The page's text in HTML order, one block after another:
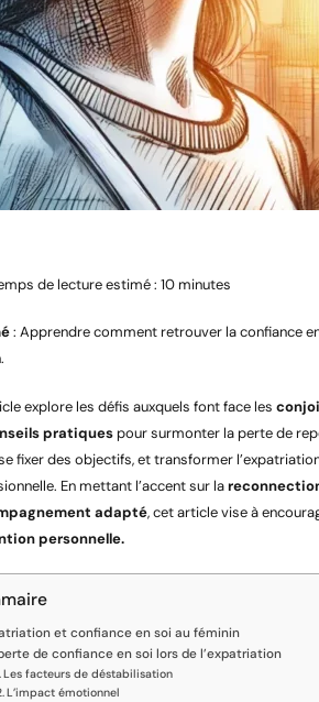
de lecture estimé : 10 minutes
: Apprendre comment retrouver la confiance
explore les défis auxquels font face les
pratiques pour surmonter la perte de
fixer des objectifs, et transformer
En mettant l’accent sur la
adapté, cet article vise à
personnelle.
et confiance en soi au féminin
de confiance en soi lors de l’expatriation
Les facteurs de déstabilisation
L’impact émotionnel